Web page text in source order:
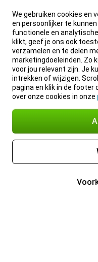
We gebruiken cookies en
en persoonlijker te
functionele en
klikt, geef je ons ook
verzamelen en te delen
marketingdoeleinden. Zo
voor jou relevant zijn. Je
intrekken of wijzigen.
pagina en klik in de footer
over onze cookies in onze